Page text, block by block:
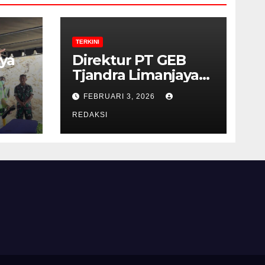
TERKINI
Direktur PT GEB
Tjandra Limanjaya
bin Yohanes
Limanjaya dan
Semangat
Membangun Negeri
FEBRUARI 3, 2026
REDAKSI